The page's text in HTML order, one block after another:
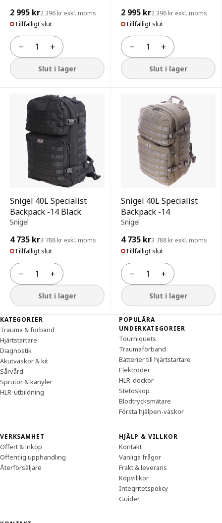
2 995 kr2 396 kr exkl. moms
Tillfälligt slut
−
Antal +
Slut i lager
2 995 kr2 396 kr exkl. moms
Tillfälligt slut
−
Antal +
Slut i lager
Snigel 40L Specialist
Backpack -14 Black
Snigel
4 735 kr3 788 kr exkl. moms
Tillfälligt slut
−
Antal +
Slut i lager
Snigel 40L Specialist
Backpack -14
Snigel
4 735 kr3 788 kr exkl. moms
Tillfälligt slut
−
Antal +
Slut i lager
Sidfot
KATEGORIER
Trauma & förband
Hjärtstartare
Diagnostik
Akutväskor & kit
Sårvård
Sprutor & kanyler
HLR-utbildning
POPULÄRA
UNDERKATEGORIER
Tourniquets
Traumaförband
Batterier till hjärtstartare
Elektroder
HLR-dockor
Stetoskop
Blodtrycksmätare
Första hjälpen-väskor
VERKSAMHET
Offert & inköp
Offentlig upphandling
Återförsäljare
HJÄLP & VILLKOR
Kontakt
Vanliga frågor
Frakt & leverans
Köpvillkor
Integritetspolicy
Guider